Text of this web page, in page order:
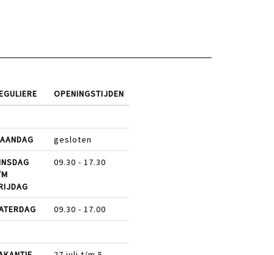
OPENINGSTIJDEN
gesloten
09.30 - 17.30
09.30 - 17.00